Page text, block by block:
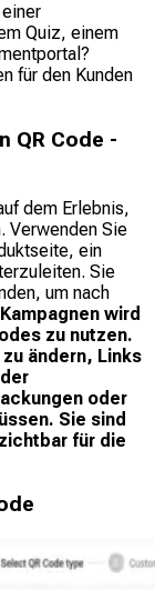
Quiz, einem
für den Kunden
QR Code -
dem Erlebnis,
Verwenden Sie
ein
Sie
um nach
wird
zu nutzen.
ändern, Links
oder
Sie sind
für die